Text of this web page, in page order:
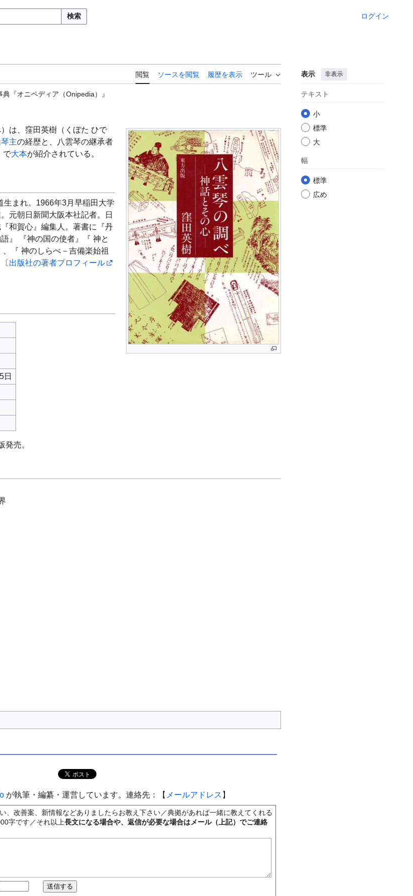
検索 ログイン
閲覧 ソースを閲覧 履歴を表示 ツール 表示 非表示
テキスト
小
標準
大
幅
標準
広め
『オニペディア（Onipedia）』
は、窪田英樹（くぼた ひで
主の経歴と、八雲琴の継承者
で大本が紹介されている。
生まれ。1966年3月早稲田大学
元朝日新聞大阪本社記者。日
和賀心』編集人。著書に『丹
』 『神の国の使者』『 神と
『 神のしらべ－吉備楽始祖
出版社の著者プロフィール
日
売。
が執筆・編纂・運営しています。連絡先：【 メールアドレス 】
、改善案、新情報などありましたらお教え下さい／典拠があれば一緒に教えてくれる
字です／それ以上長文になる場合や、返信が必要な場合はメール（上記）でご連絡